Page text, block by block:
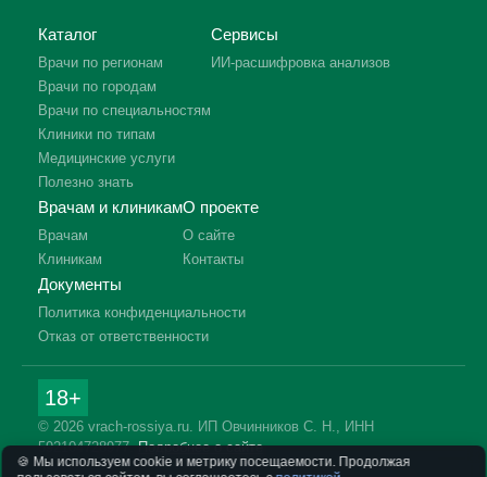
Каталог
Врачи по регионам
Врачи по городам
Врачи по специальностям
Клиники по типам
Медицинские услуги
Полезно знать
Сервисы
ИИ-расшифровка анализов
Врачам и клиникам
Врачам
Клиникам
О проекте
О сайте
Контакты
Документы
Политика конфиденциальности
Отказ от ответственности
18+
© 2026 vrach-rossiya.ru. ИП Овчинников С. Н., ИНН
592104728977.Подробнее о сайте
Информация на сайте не заменяет приём врача. Имеются
🍪 Мы используем cookie и метрику посещаемости. Продолжая